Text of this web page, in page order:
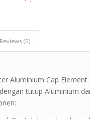
Reviews (0)
Aluminium Cap Element
tutup Aluminium